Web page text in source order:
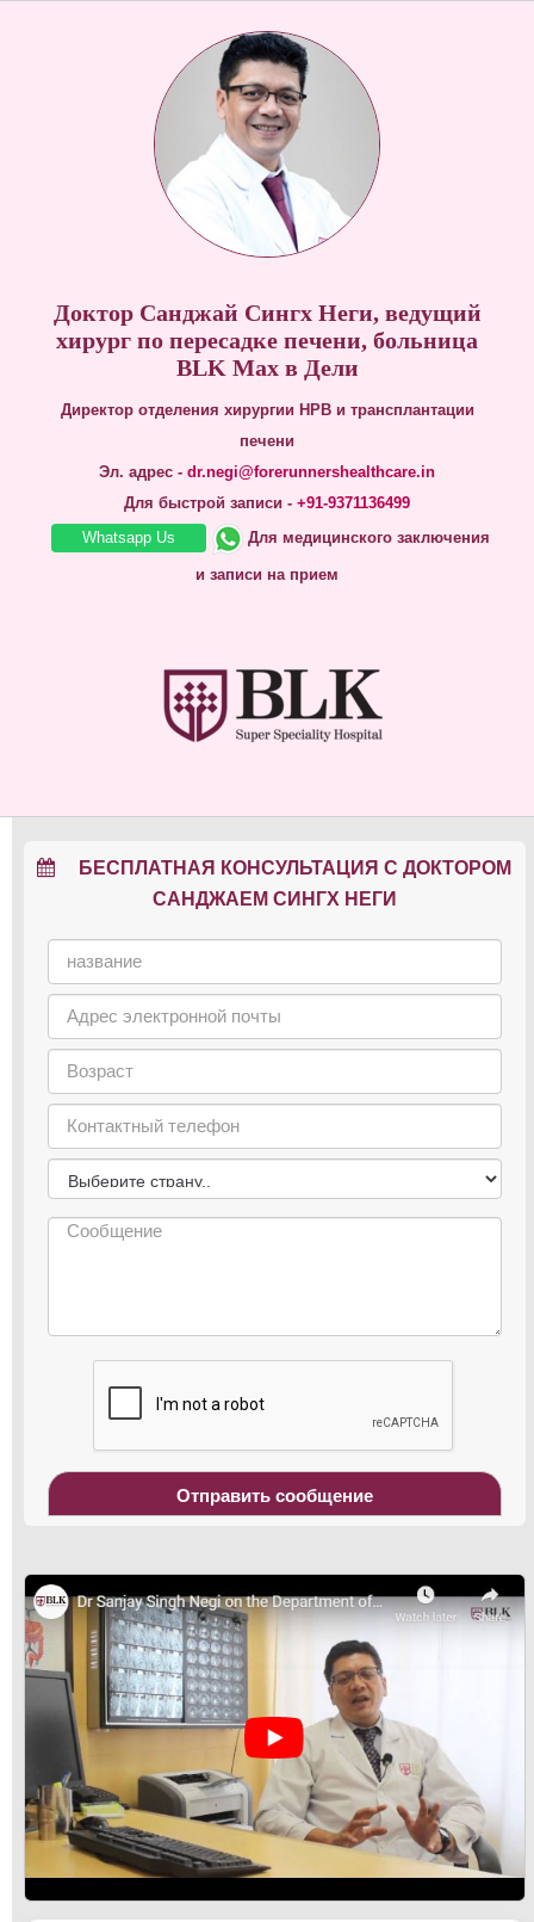
Доктор Санджай Сингх Неги, ведущий
хирург по пересадке печени, больница
BLK Max в Дели
Директор отделения хирургии HPB и трансплантации
печени
Эл. адрес - dr.negi@forerunnershealthcare.in
Для быстрой записи - +91-9371136499
Whatsapp Us
Для медицинского заключения
и записи на прием
БЕСПЛАТНАЯ КОНСУЛЬТАЦИЯ С ДОКТОРОМ
САНДЖАЕМ СИНГХ НЕГИ